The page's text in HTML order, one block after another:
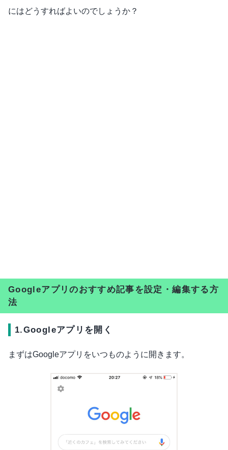
にはどうすればよいのでしょうか？
Googleアプリのおすすめ記事を設定・編集する方
法
1.Googleアプリを開く
まずはGoogleアプリをいつものように開きます。